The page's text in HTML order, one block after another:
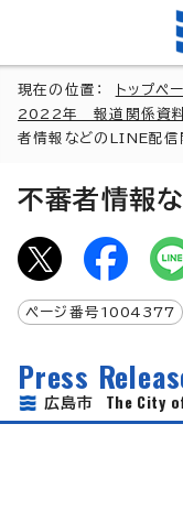
現在の位置： トップペ
2022年 報道関係資
者情報などのLINE配信
不審者情報
ページ番号 1004377
Press
広島市 The City